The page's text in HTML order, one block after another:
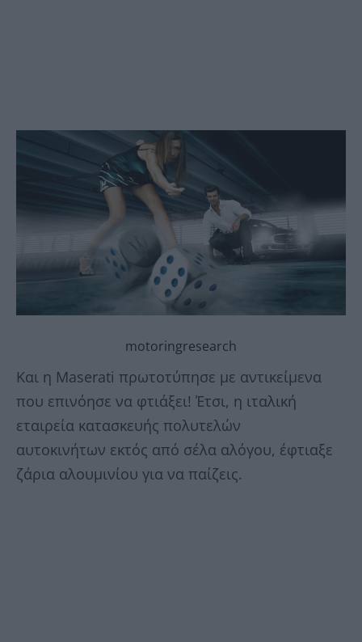
motoringresearch
Και η Maserati πρωτοτύπησε με αντικείμενα
που επινόησε να φτιάξει! Έτσι, η ιταλική
εταιρεία κατασκευής πολυτελών
αυτοκινήτων εκτός από σέλα αλόγου, έφτιαξε
ζάρια αλουμινίου για να παίζεις.